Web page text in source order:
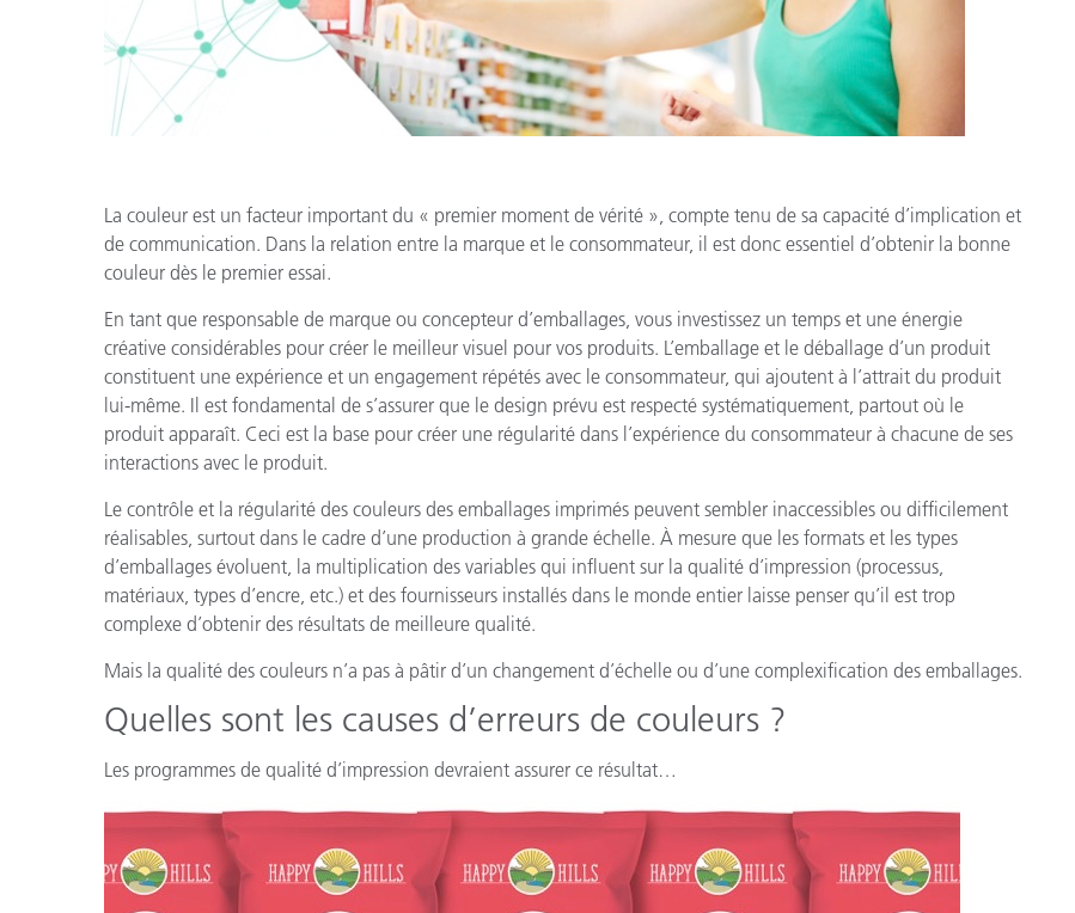
La couleur est un facteur important du « premier moment de vérité », compte tenu de sa capacité d’implication et
de communication. Dans la relation entre la marque et le consommateur, il est donc essentiel d’obtenir la bonne
couleur dès le premier essai.
En tant que responsable de marque ou concepteur d’emballages, vous investissez un temps et une énergie
créative considérables pour créer le meilleur visuel pour vos produits. L’emballage et le déballage d’un produit
constituent une expérience et un engagement répétés avec le consommateur, qui ajoutent à l’attrait du produit
lui-même. Il est fondamental de s’assurer que le design prévu est respecté systématiquement, partout où le
produit apparaît. Ceci est la base pour créer une régularité dans l’expérience du consommateur à chacune de ses
interactions avec le produit.
Le contrôle et la régularité des couleurs des emballages imprimés peuvent sembler inaccessibles ou difficilement
réalisables, surtout dans le cadre d’une production à grande échelle. À mesure que les formats et les types
d’emballages évoluent, la multiplication des variables qui influent sur la qualité d’impression (processus,
matériaux, types d’encre, etc.) et des fournisseurs installés dans le monde entier laisse penser qu’il est trop
complexe d’obtenir des résultats de meilleure qualité.
Mais la qualité des couleurs n’a pas à pâtir d’un changement d’échelle ou d’une complexification des emballages.
Quelles sont les causes d’erreurs de couleurs ?
Les programmes de qualité d’impression devraient assurer ce résultat…